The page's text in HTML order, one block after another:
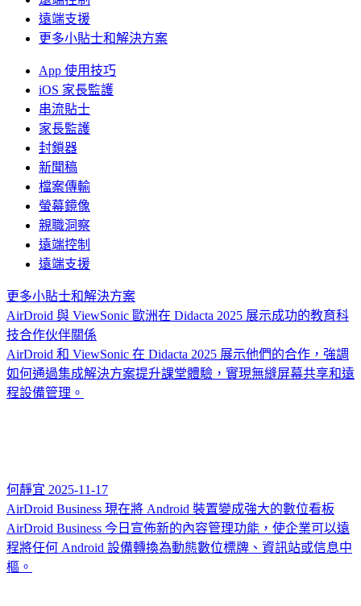
遠端支援
更多小貼士和解決方案
App 使用技巧
iOS 家長監護
串流貼士
家長監護
封鎖器
新聞稿
檔案傳輸
螢幕鏡像
親職洞察
遠端控制
遠端支援
更多小貼士和解決方案
AirDroid 與 ViewSonic 歐洲在 Didacta 2025 展示成功的教育科
技合作伙伴關係
AirDroid 和 ViewSonic 在 Didacta 2025 展示他們的合作，強調
如何通過集成解決方案提升課堂體驗，實現無縫屏幕共享和遠
程設備管理。
何靜宜 2025-11-17
AirDroid Business 現在將 Android 裝置變成強大的數位看板
AirDroid Business 今日宣佈新的內容管理功能，使企業可以遠
程將任何 Android 設備轉換為動態數位標牌、資訊站或信息中
樞。